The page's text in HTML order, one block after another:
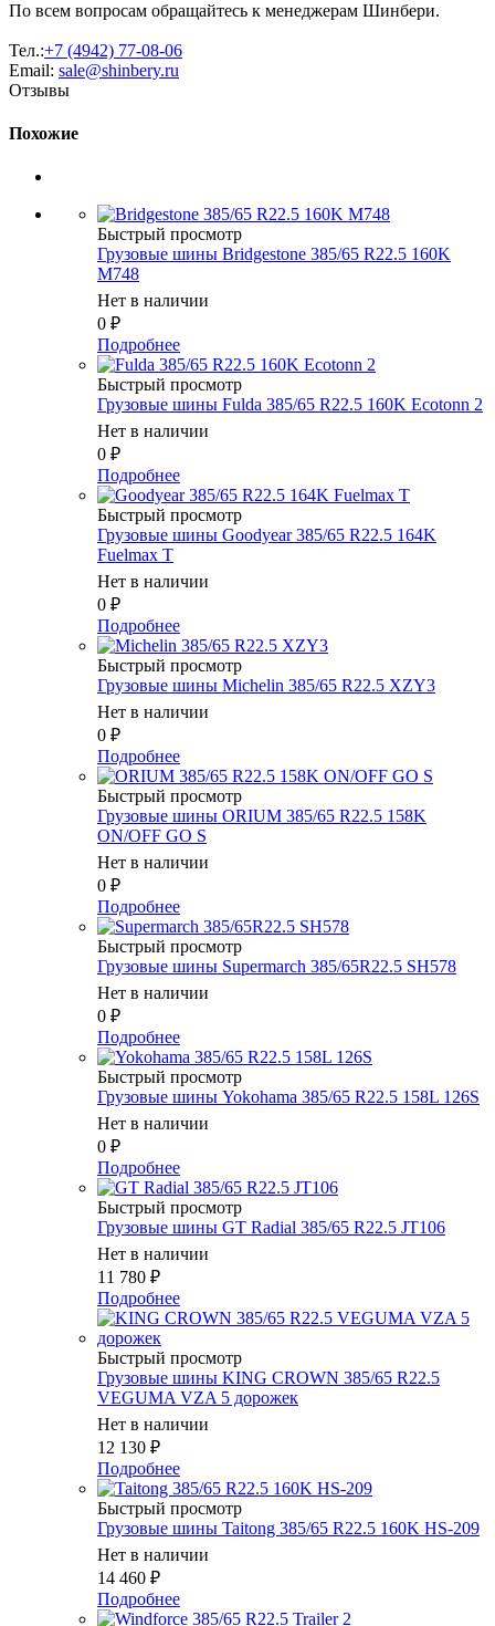
По всем вопросам обращайтесь к менеджерам Шинбери.
Тел.:+7 (4942) 77-08-06
Email: sale@shinbery.ru
Отзывы
Похожие
Быстрый просмотр
Грузовые шины Bridgestone 385/65 R22.5 160K
M748
Нет в наличии
0 ₽
Подробнее
Быстрый просмотр
Грузовые шины Fulda 385/65 R22.5 160K Ecotonn 2
Нет в наличии
0 ₽
Подробнее
Быстрый просмотр
Грузовые шины Goodyear 385/65 R22.5 164K
Fuelmax T
Нет в наличии
0 ₽
Подробнее
Быстрый просмотр
Грузовые шины Michelin 385/65 R22.5 XZY3
Нет в наличии
0 ₽
Подробнее
Быстрый просмотр
Грузовые шины ORIUM 385/65 R22.5 158K
ON/OFF GO S
Нет в наличии
0 ₽
Подробнее
Быстрый просмотр
Грузовые шины Supermarch 385/65R22.5 SH578
Нет в наличии
0 ₽
Подробнее
Быстрый просмотр
Грузовые шины Yokohama 385/65 R22.5 158L 126S
Нет в наличии
0 ₽
Подробнее
Быстрый просмотр
Грузовые шины GT Radial 385/65 R22.5 JT106
Нет в наличии
11 780 ₽
Подробнее
Быстрый просмотр
Грузовые шины KING CROWN 385/65 R22.5
VEGUMA VZA 5 дорожек
Нет в наличии
12 130 ₽
Подробнее
Быстрый просмотр
Грузовые шины Taitong 385/65 R22.5 160K HS-209
Нет в наличии
14 460 ₽
Подробнее